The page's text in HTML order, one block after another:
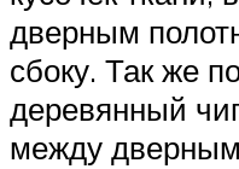
дверным
сбоку. Так же
деревянный
между